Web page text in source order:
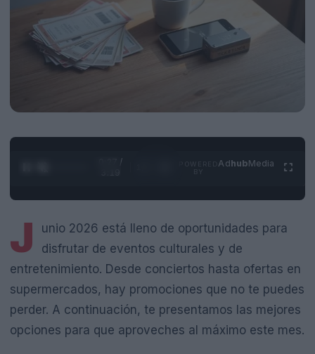
0:28 /
AdhubMedia
J
unio 2026 está lleno de oportunidades para
disfrutar de eventos culturales y de
entretenimiento. Desde conciertos hasta ofertas en
supermercados, hay promociones que no te puedes
perder. A continuación, te presentamos las mejores
opciones para que aproveches al máximo este mes.